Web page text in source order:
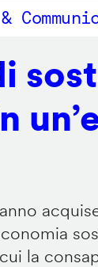
la